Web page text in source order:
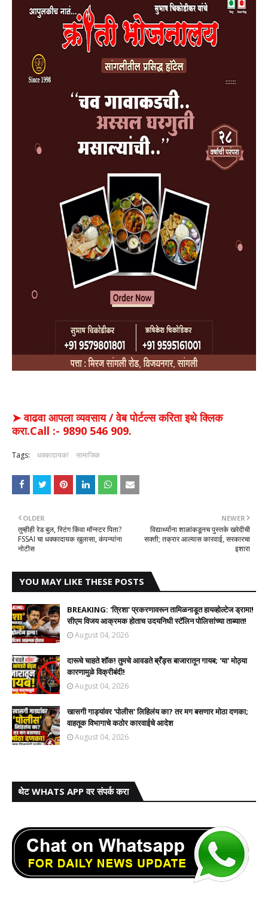
➤ वाढवा आपला व्यवसाय / वेब पोर्टल्स करिता इथे क्लिक
करा.Call :- 9890 546 909.
Tags: धक्कादायक! सामाजिक
NEWER
विद्यार्थ्यांना शाळांकडूनच पुस्तके खरेदीची
सक्ती; तक्रार आल्यास कारवाई, सरकारचा
इशारा
OLDER
तुम्हीही रेड बुल, स्टिंग किंवा मॉन्स्टर पिता?
FSSAI चा धक्कादायक खुलासा, कंपन्यांना
नोटीस
YOU MAY LIKE THESE POSTS
BREAKING: 'त्रिशा' प्रकरणावरून तामिळनाडूत हायव्होल्टेज ड्रामा!
सीएम विजय आक्रमक होताच उदयनिधी स्टॅलिन पोलिसांच्या ताब्यात!
August 04, 2026
दारूचे चाहते शॉक! तुमचे आवडते ब्रँड्स बाजारातून गायब; 'या' मोठ्या
कारणामुळे विक्रीबंदी!
August 04, 2026
खासगी गाड्यांवर 'पोलीस' लिहिलंय का? तर मग बसणार मोठा दणका;
वाहतूक विभागाचे कठोर कारवाईचे आदेश
August 04, 2026
थेट WHATS APP वर संपर्क करा